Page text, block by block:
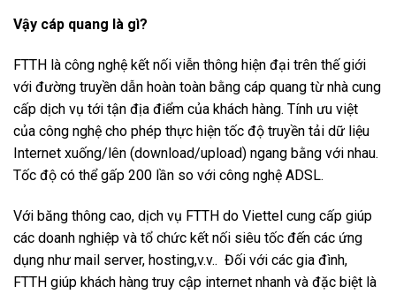
Vậy cáp quang là gì?
FTTH là công nghệ kết nối viễn thông hiện đại trên thế giới
với đường truyền dẫn hoàn toàn bằng cáp quang từ nhà cung
cấp dịch vụ tới tận địa điểm của khách hàng. Tính ưu việt
của công nghệ cho phép thực hiện tốc độ truyền tải dữ liệu
Internet xuống/lên (download/upload) ngang bằng với nhau.
Tốc độ có thể gấp 200 lần so với công nghệ ADSL.
Với băng thông cao, dịch vụ FTTH do Viettel cung cấp giúp
các doanh nghiệp và tổ chức kết nối siêu tốc đến các ứng
dụng như mail server, hosting,v.v.. Đối với các gia đình,
FTTH giúp khách hàng truy cập internet nhanh và đặc biệt là